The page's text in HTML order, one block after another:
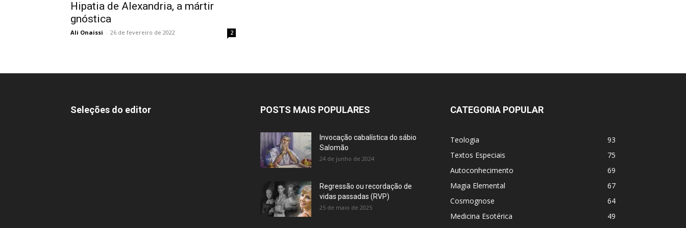
Hipatia de Alexandria, a mártir
gnóstica
Ali Onaissi - 26 de fevereiro de 2022 2
Seleções do editor POSTS MAIS POPULARES
Invocação cabalística do sábio
Salomão
24 de junho de 2024
Regressão ou recordação de
vidas passadas (RVP)
25 de maio de 2025
CATEGORIA POPULAR
Teologia
93
Textos Especiais
75
Autoconhecimento
69
Magia Elemental
67
Cosmognose
64
Medicina Esotérica
49